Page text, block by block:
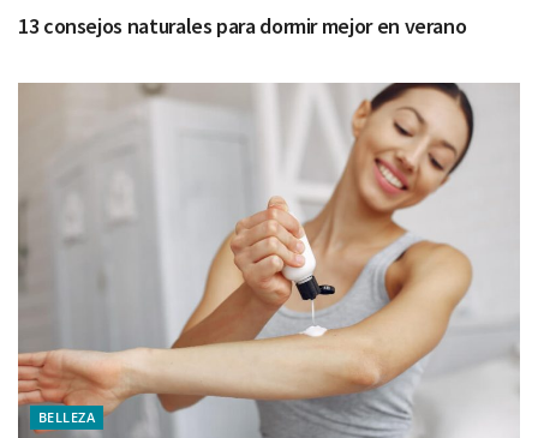
13 consejos naturales para dormir mejor en verano
BELLEZA